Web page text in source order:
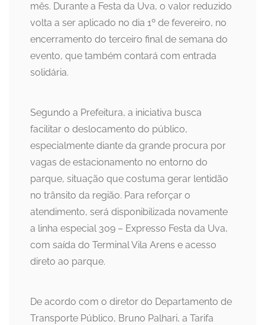
mês. Durante a Festa da Uva, o valor reduzido
volta a ser aplicado no dia 1º de fevereiro, no
encerramento do terceiro final de semana do
evento, que também contará com entrada
solidária.
Segundo a Prefeitura, a iniciativa busca
facilitar o deslocamento do público,
especialmente diante da grande procura por
vagas de estacionamento no entorno do
parque, situação que costuma gerar lentidão
no trânsito da região. Para reforçar o
atendimento, será disponibilizada novamente
a linha especial 309 – Expresso Festa da Uva,
com saída do Terminal Vila Arens e acesso
direto ao parque.
De acordo com o diretor do Departamento de
Transporte Público, Bruno Palhari, a Tarifa